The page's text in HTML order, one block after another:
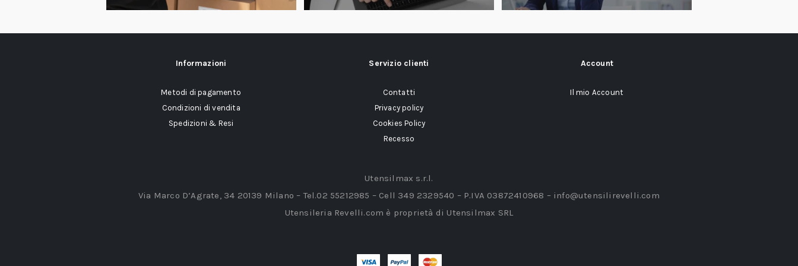
Informazioni
Metodi di pagamento
Condizioni di vendita
Spedizioni & Resi
Servizio clienti
Contatti
Privacy policy
Cookies Policy
Recesso
Account
Il mio Account
Utensilmax s.r.l.
Via Marco D’Agrate, 34 20139 Milano – Tel.02 55212985 – Cell 349 2329540 – P.IVA 03872410968 – info@utensilirevelli.com
Utensileria Revelli.com è proprietà di Utensilmax SRL